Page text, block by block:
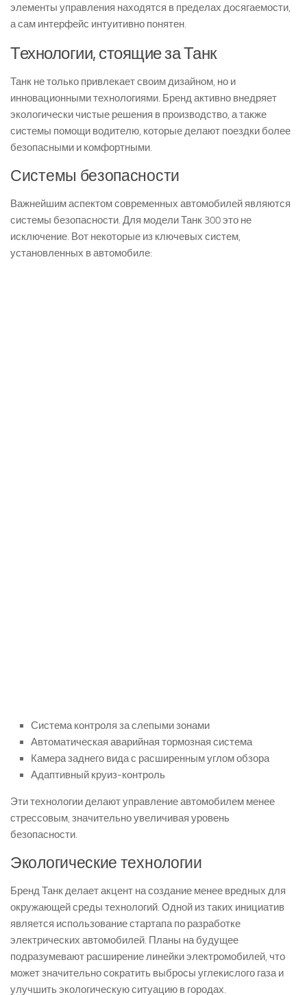
элементы управления находятся в пределах досягаемости,
а сам интерфейс интуитивно понятен.
Технологии, стоящие за Танк
Танк не только привлекает своим дизайном, но и
инновационными технологиями. Бренд активно внедряет
экологически чистые решения в производство, а также
системы помощи водителю, которые делают поездки более
безопасными и комфортными.
Системы безопасности
Важнейшим аспектом современных автомобилей являются
системы безопасности. Для модели Танк 300 это не
исключение. Вот некоторые из ключевых систем,
установленных в автомобиле:
Система контроля за слепыми зонами
Автоматическая аварийная тормозная система
Камера заднего вида с расширенным углом обзора
Адаптивный круиз-контроль
Эти технологии делают управление автомобилем менее
стрессовым, значительно увеличивая уровень
безопасности.
Экологические технологии
Бренд Танк делает акцент на создание менее вредных для
окружающей среды технологий. Одной из таких инициатив
является использование стартапа по разработке
электрических автомобилей. Планы на будущее
подразумевают расширение линейки электромобилей, что
может значительно сократить выбросы углекислого газа и
улучшить экологическую ситуацию в городах.